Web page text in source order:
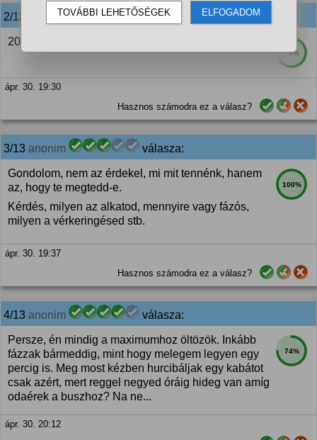
2/13 anonim válasza:
76%
20 fok rohadt kevés a szandálhoz.
ápr. 30. 19:30
Hasznos számodra ez a válasz?
3/13 anonim válasza:
100%
Gondolom, nem az érdekel, mi mit tennénk, hanem
az, hogy te megtedd-e.
Kérdés, milyen az alkatod, mennyire vagy fázós,
milyen a vérkeringésed stb.
ápr. 30. 19:37
Hasznos számodra ez a válasz?
4/13 anonim válasza:
74%
Persze, én mindig a maximumhoz öltözök. Inkább
fázzak bármeddig, mint hogy melegem legyen egy
percig is. Meg most kézben hurcibáljak egy kabátot
csak azért, mert reggel negyed óráig hideg van amíg
odaérek a buszhoz? Na ne...
ápr. 30. 20:12